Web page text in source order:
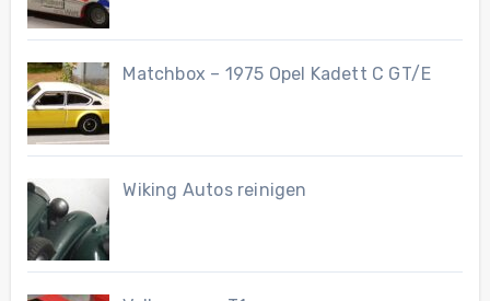
Matchbox – 1975 Opel Kadett C GT/E
Wiking Autos reinigen